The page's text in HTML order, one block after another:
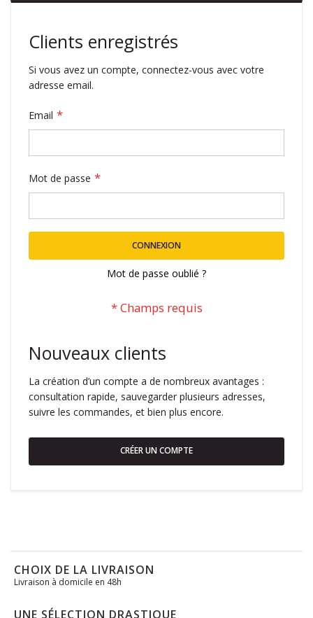
Clients enregistrés
Si vous avez un compte, connectez-vous avec votre
adresse email.
Email
Mot de passe
CONNEXION
Mot de passe oublié ?
Nouveaux clients
La création d’un compte a de nombreux avantages :
consultation rapide, sauvegarder plusieurs adresses,
suivre les commandes, et bien plus encore.
CRÉER UN COMPTE
CHOIX DE LA LIVRAISON
Livraison à domicile en 48h
UNE SÉLECTION DRASTIQUE